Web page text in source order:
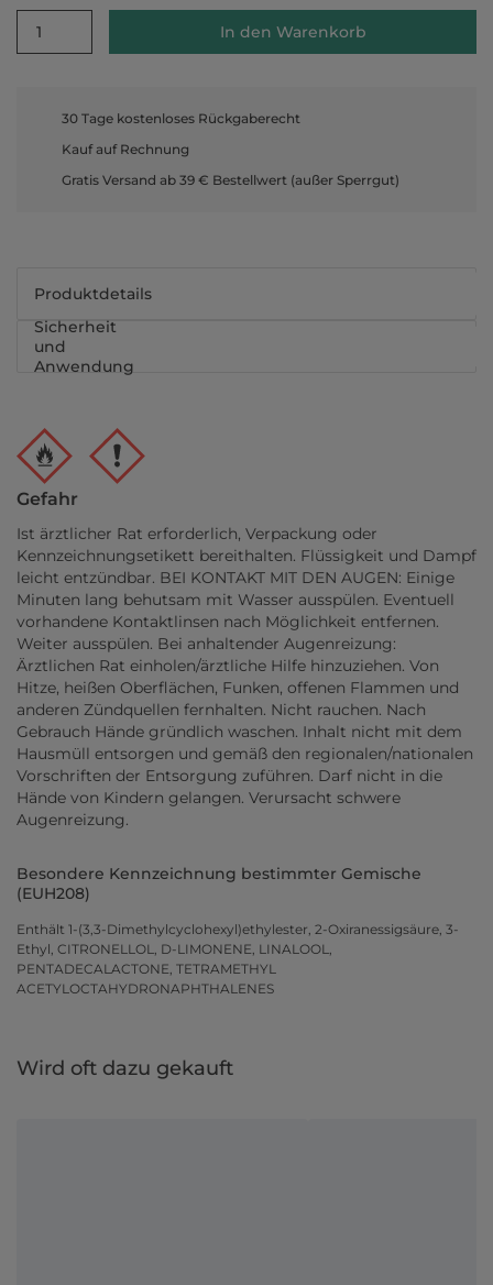
1 In den Warenkorb
30 Tage kostenloses Rückgaberecht
Kauf auf Rechnung
Gratis Versand ab 39 € Bestellwert (außer Sperrgut)
Produktdetails
Sicherheit
und
Anwendung
Gefahr
Ist ärztlicher Rat erforderlich, Verpackung oder
Kennzeichnungsetikett bereithalten. Flüssigkeit und Dampf
leicht entzündbar. BEI KONTAKT MIT DEN AUGEN: Einige
Minuten lang behutsam mit Wasser ausspülen. Eventuell
vorhandene Kontaktlinsen nach Möglichkeit entfernen.
Weiter ausspülen. Bei anhaltender Augenreizung:
Ärztlichen Rat einholen/ärztliche Hilfe hinzuziehen. Von
Hitze, heißen Oberflächen, Funken, offenen Flammen und
anderen Zündquellen fernhalten. Nicht rauchen. Nach
Gebrauch Hände gründlich waschen. Inhalt nicht mit dem
Hausmüll entsorgen und gemäß den regionalen/nationalen
Vorschriften der Entsorgung zuführen. Darf nicht in die
Hände von Kindern gelangen. Verursacht schwere
Augenreizung.
Besondere Kennzeichnung bestimmter Gemische
(EUH208)
Enthält 1-(3,3-Dimethylcyclohexyl)ethylester, 2-Oxiranessigsäure, 3-
Ethyl, CITRONELLOL, D-LIMONENE, LINALOOL,
PENTADECALACTONE, TETRAMETHYL
ACETYLOCTAHYDRONAPHTHALENES
Wird oft dazu gekauft